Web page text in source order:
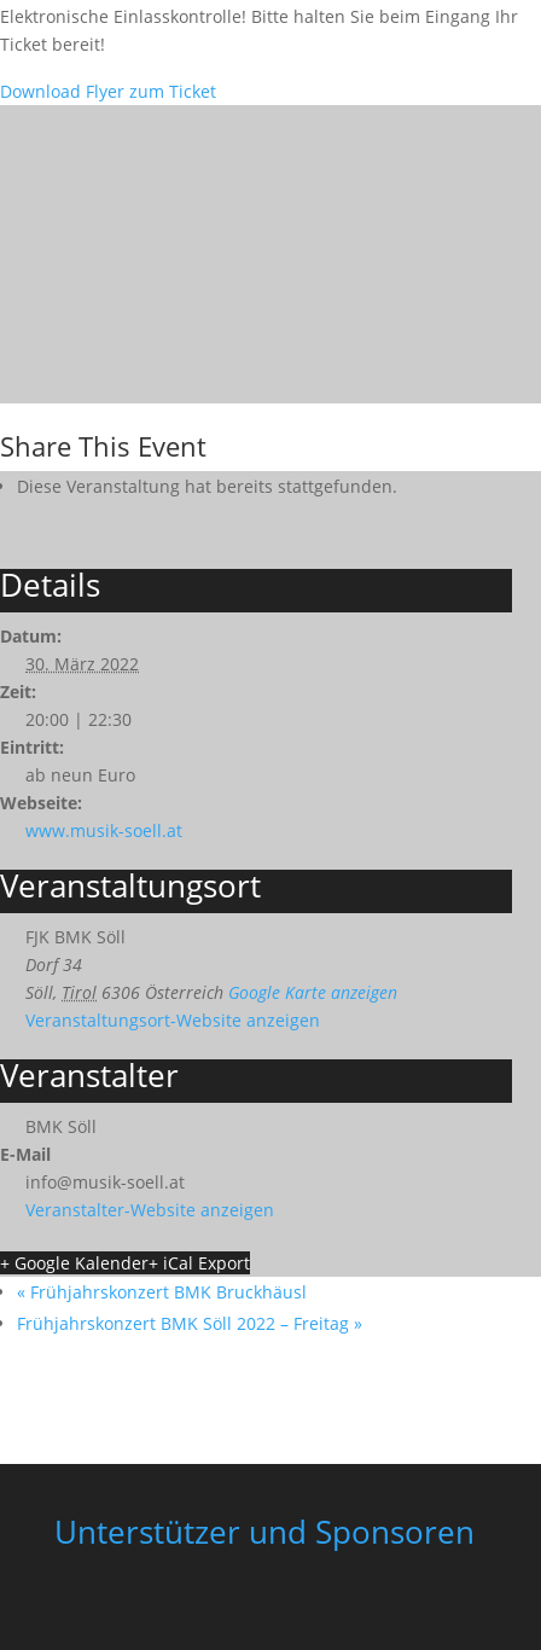
Elektronische Einlasskontrolle! Bitte halten Sie beim Eingang Ihr
Ticket bereit!
Download Flyer zum Ticket
Share This Event
Diese Veranstaltung hat bereits stattgefunden.
Details
Datum:
30. März 2022
Zeit:
20:00 | 22:30
Eintritt:
ab neun Euro
Webseite:
www.musik-soell.at
Veranstaltungsort
FJK BMK Söll
Dorf 34
Söll, Tirol 6306 Österreich Google Karte anzeigen
Veranstaltungsort-Website anzeigen
Veranstalter
BMK Söll
E-Mail
info@musik-soell.at
Veranstalter-Website anzeigen
+ Google Kalender+ iCal Export
« Frühjahrskonzert BMK Bruckhäusl
Frühjahrskonzert BMK Söll 2022 – Freitag »
Unterstützer und Sponsoren